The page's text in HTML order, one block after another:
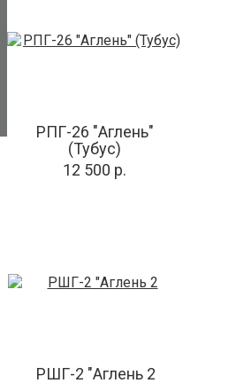
РПГ-26 "Аглень"
(Тубус)
12 500 р.
РШГ-2 "Аглень 2